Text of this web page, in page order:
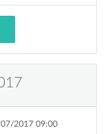
2017 09:00